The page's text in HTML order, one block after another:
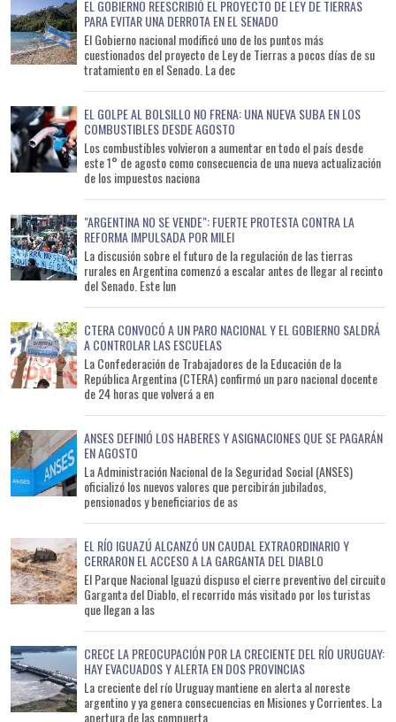
EL GOBIERNO REESCRIBIÓ EL PROYECTO DE LEY DE TIERRAS
PARA EVITAR UNA DERROTA EN EL SENADO
El Gobierno nacional modificó uno de los puntos más
cuestionados del proyecto de Ley de Tierras a pocos días de su
tratamiento en el Senado. La dec
EL GOLPE AL BOLSILLO NO FRENA: UNA NUEVA SUBA EN LOS
COMBUSTIBLES DESDE AGOSTO
Los combustibles volvieron a aumentar en todo el país desde
este 1° de agosto como consecuencia de una nueva actualización
de los impuestos naciona
"ARGENTINA NO SE VENDE": FUERTE PROTESTA CONTRA LA
REFORMA IMPULSADA POR MILEI
La discusión sobre el futuro de la regulación de las tierras
rurales en Argentina comenzó a escalar antes de llegar al recinto
del Senado. Este lun
CTERA CONVOCÓ A UN PARO NACIONAL Y EL GOBIERNO SALDRÁ
A CONTROLAR LAS ESCUELAS
La Confederación de Trabajadores de la Educación de la
República Argentina (CTERA) confirmó un paro nacional docente
de 24 horas que volverá a en
ANSES DEFINIÓ LOS HABERES Y ASIGNACIONES QUE SE PAGARÁN
EN AGOSTO
La Administración Nacional de la Seguridad Social (ANSES)
oficializó los nuevos valores que percibirán jubilados,
pensionados y beneficiarios de as
EL RÍO IGUAZÚ ALCANZÓ UN CAUDAL EXTRAORDINARIO Y
CERRARON EL ACCESO A LA GARGANTA DEL DIABLO
El Parque Nacional Iguazú dispuso el cierre preventivo del circuito
Garganta del Diablo, el recorrido más visitado por los turistas
que llegan a las
CRECE LA PREOCUPACIÓN POR LA CRECIENTE DEL RÍO URUGUAY:
HAY EVACUADOS Y ALERTA EN DOS PROVINCIAS
La creciente del río Uruguay mantiene en alerta al noreste
argentino y ya genera consecuencias en Misiones y Corrientes. La
apertura de las compuerta